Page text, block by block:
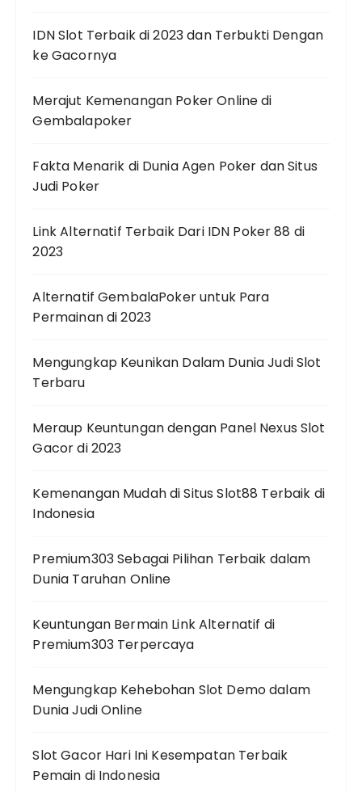
IDN Slot Terbaik di 2023 dan Terbukti Dengan
ke Gacornya
Merajut Kemenangan Poker Online di
Gembalapoker
Fakta Menarik di Dunia Agen Poker dan Situs
Judi Poker
Link Alternatif Terbaik Dari IDN Poker 88 di
2023
Alternatif GembalaPoker untuk Para
Permainan di 2023
Mengungkap Keunikan Dalam Dunia Judi Slot
Terbaru
Meraup Keuntungan dengan Panel Nexus Slot
Gacor di 2023
Kemenangan Mudah di Situs Slot88 Terbaik di
Indonesia
Premium303 Sebagai Pilihan Terbaik dalam
Dunia Taruhan Online
Keuntungan Bermain Link Alternatif di
Premium303 Terpercaya
Mengungkap Kehebohan Slot Demo dalam
Dunia Judi Online
Slot Gacor Hari Ini Kesempatan Terbaik
Pemain di Indonesia